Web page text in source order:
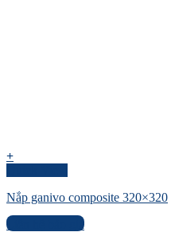
+
Nắp ganivo composite 320×320
Liên hệ báo giá